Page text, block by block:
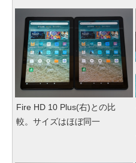
Fire HD 10 Plus(右)との比
較。サイズはほぼ同一